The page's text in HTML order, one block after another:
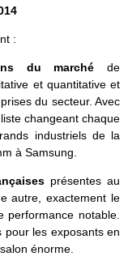
:
du marchéde
et quantitative et
du secteur. Avec
changeant chaque
industriels de la
à Samsung.
présentes au
autre, exactement le
performance notable.
pour les exposants en
énorme.